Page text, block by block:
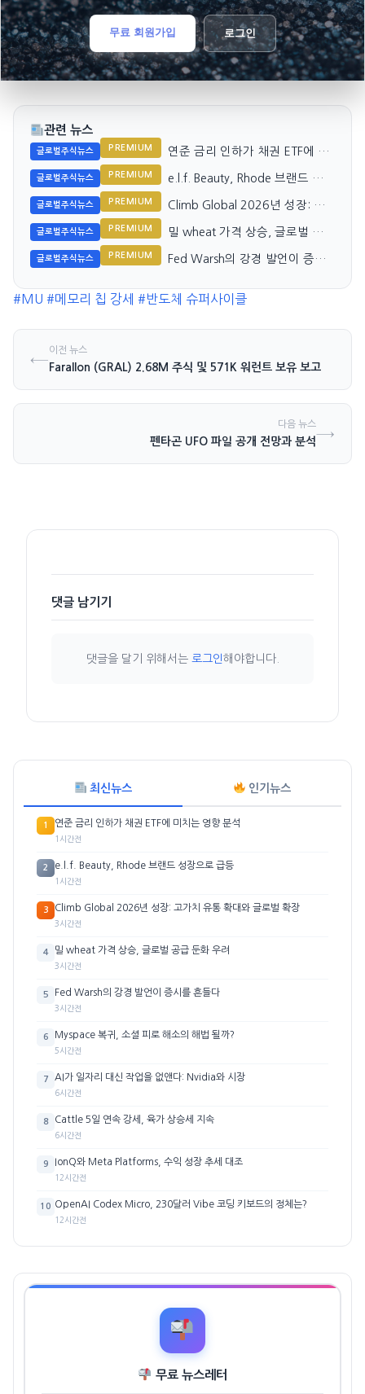
무료 회원가입 로그인
관련 뉴스
글로벌주식뉴스 PREMIUM
연준 금리 인하가 채권 ETF에 미
글로벌주식뉴스 PREMIUM
e.l.f. Beauty, Rhode 브랜드 성장
글로벌주식뉴스 PREMIUM
Climb Global 2026년 성장: 고
글로벌주식뉴스 PREMIUM
밀 wheat 가격 상승, 글로벌 공급
글로벌주식뉴스 PREMIUM
Fed Warsh의 강경 발언이 증시
#MU #메모리 칩 강세 #반도체 슈퍼사이클
←이전 뉴스
Farallon (GRAL) 2.68M 주식 및 571K 워런트 보유 보고
다음 뉴스
펜타곤 UFO 파일 공개 전망과 분석→
댓글 남기기
댓글을 달기 위해서는 로그인해야합니다.
최신뉴스 인기뉴스
1 연준 금리 인하가 채권 ETF에 미치는 영향 분석
1시간전
2 e.l.f. Beauty, Rhode 브랜드 성장으로 급등
1시간전
3 Climb Global 2026년 성장: 고가치 유통 확대와 글로벌 확장
3시간전
4 밀 wheat 가격 상승, 글로벌 공급 둔화 우려
3시간전
5 Fed Warsh의 강경 발언이 증시를 흔들다
3시간전
6 Myspace 복귀, 소셜 피로 해소의 해법 될까?
5시간전
7 AI가 일자리 대신 작업을 없앤다: Nvidia와 시장
6시간전
8 Cattle 5일 연속 강세, 육가 상승세 지속
6시간전
9 IonQ와 Meta Platforms, 수익 성장 추세 대조
12시간전
10 OpenAI Codex Micro, 230달러 Vibe 코딩 키보드의 정체는?
12시간전
무료 뉴스레터